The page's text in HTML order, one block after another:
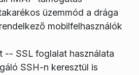
üzemmód a drága
mobilfelhasználók
-- SSL foglalat használata
SSH-n keresztül is